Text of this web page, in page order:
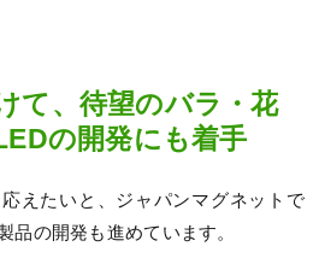
て、待望のバラ・花
の開発にも着手
えたいと、ジャパンマグネットで
品の開発も進めています。